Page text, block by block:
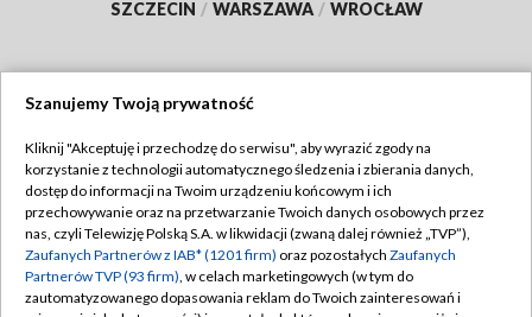
SZCZECIN / WARSZAWA / WROCŁAW
TVP
Abonament TVP
Emisja w TVP
Centrum informacji TVP
Regulamin TVP
Polityka prywatności
Moje zgody
Szanujemy Twoją prywatność
Kliknij "Akceptuję i przechodzę do serwisu", aby wyrazić zgody na
korzystanie z technologii automatycznego śledzenia i zbierania danych,
dostęp do informacji na Twoim urządzeniu końcowym i ich
przechowywanie oraz na przetwarzanie Twoich danych osobowych przez
nas, czyli Telewizję Polską S.A. w likwidacji (zwaną dalej również „TVP”),
Zaufanych Partnerów z IAB* (1201 firm) oraz pozostałych Zaufanych
Partnerów TVP (93 firm), w celach marketingowych (w tym do
zautomatyzowanego dopasowania reklam do Twoich zainteresowań i